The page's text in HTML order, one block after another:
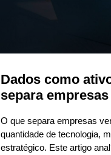
Dados como
separa
O que separa empresas
quantidade de tecnologia,
estratégico. Este artigo